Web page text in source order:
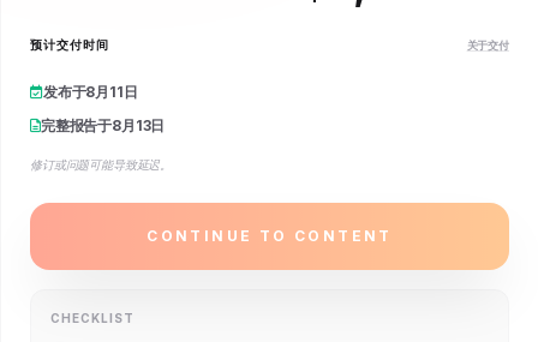
预计交付时间 关于交付
发布于8月11日
完整报告于8月13日
修订或问题可能导致延迟。
CONTINUE TO CONTENT
CHECKLIST